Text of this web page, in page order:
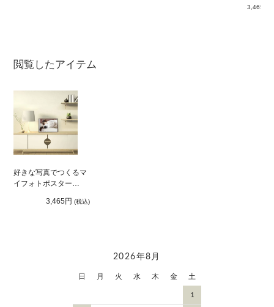
3,465円
閲覧したアイテム
好きな写真でつくるマ
イフォトポスター
3,465円 (税込)
2026年8月
日 月 火 水 木 金 土
1